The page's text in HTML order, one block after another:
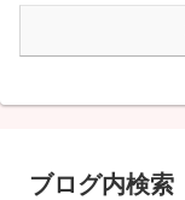
ブログ内検索